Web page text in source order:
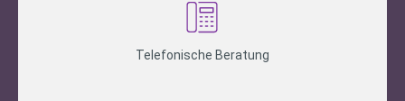
Telefonische Beratung